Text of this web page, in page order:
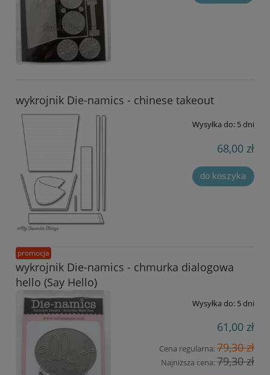
wykrojnik Die-namics - chinese takeout
Wysyłka do: 5 dni
68,00 zł
do koszyka
wykrojnik Die-namics - chmurka dialogowa
hello (Say Hello)
Wysyłka do: 5 dni
61,00 zł
Cena regularna:79,30 zł
Najniższa cena:79,30 zł
promocja